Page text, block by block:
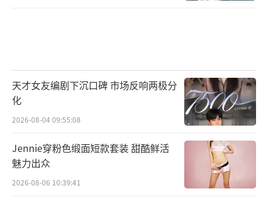
天才女友编剧下沉口碑 市场反响两极分
化
2026-08-04 09:55:08
Jennie穿粉色缎面短款套装 甜酷鲜活
魅力出众
2026-08-06 10:39:41